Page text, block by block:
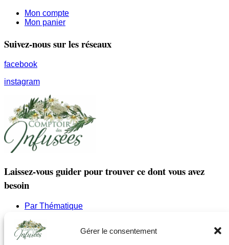
Gérer le consentement
Mon compte
Mon panier
Suivez-nous sur les réseaux
facebook
instagram
Laissez-vous guider pour trouver ce dont vous avez
besoin
Par Thématique
Circulation | Jambes lourdes